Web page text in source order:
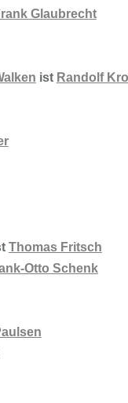
Glaubrecht
ist Randolf
Thomas Fritsch
Otto Schenk